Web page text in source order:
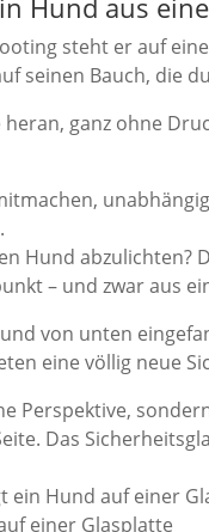
Hund aus
steht er auf
seinen Bauch, die
ganz ohne
Hund
– und zwar aus
von unten
eine völlig neue
Perspektive,
Das